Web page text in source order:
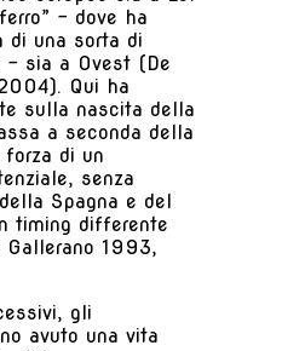
– dove ha
di una sorta di
sia a Ovest (De
Qui ha
sulla nascita della
a seconda della
forza di un
senza
Spagna e del
timing differente
Gallerano 1993,
gli
avuto una vita